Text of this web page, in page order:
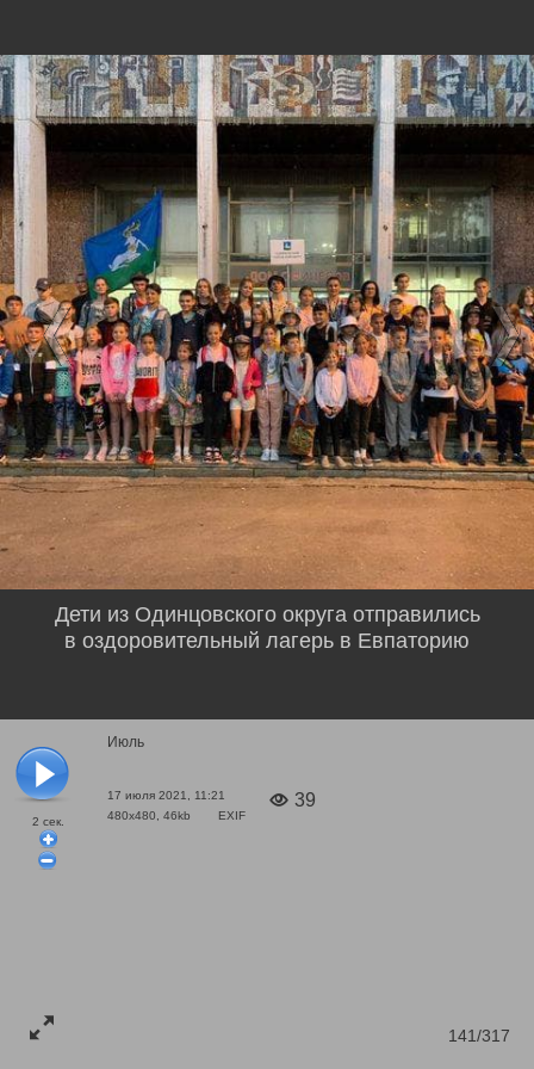
2 сек.
Июль
17 июля 2021, 11:21
480x480, 46kb
EXIF
39
141/317
Дети из Одинцовского округа отправились
в оздоровительный лагерь в Евпаторию